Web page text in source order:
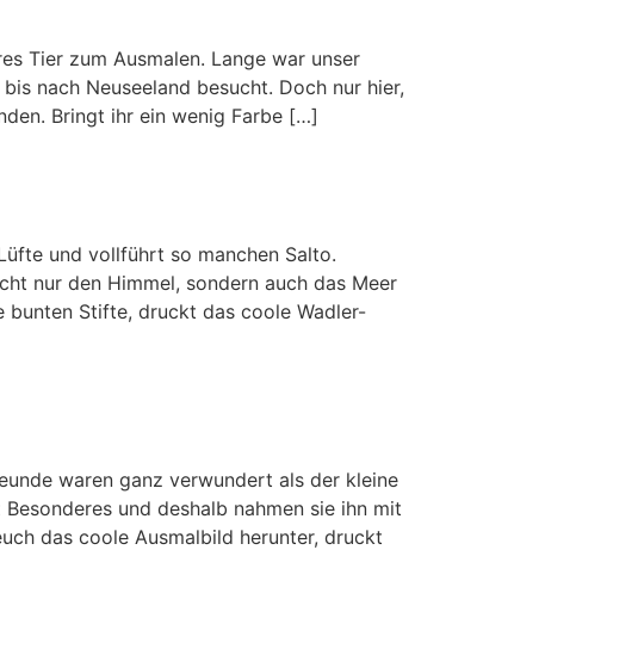
Tier zum Ausmalen. Lange war unser
nach Neuseeland besucht. Doch nur hier,
Bringt ihr ein wenig Farbe […]
und vollführt so manchen Salto.
nur den Himmel, sondern auch das Meer
bunten Stifte, druckt das coole Wadler-
waren ganz verwundert als der kleine
und deshalb nahmen sie ihn mit
das coole Ausmalbild herunter, druckt